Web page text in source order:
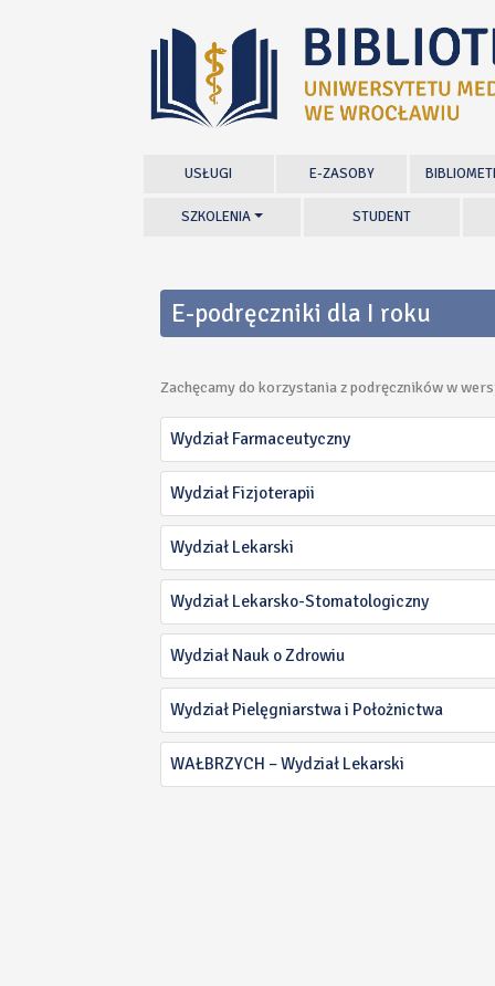
USŁUGI E-ZASOBY
SZKOLENIA STUDENT
E-podręczniki dla I roku
Zachęcamy do korzystania z podręczników w
Wydział Farmaceutyczny
Wydział Fizjoterapii
Wydział Lekarski
Wydział Lekarsko-Stomatologiczny
Wydział Nauk o Zdrowiu
Wydział Pielęgniarstwa i Położnictwa
WAŁBRZYCH – Wydział Lekarski